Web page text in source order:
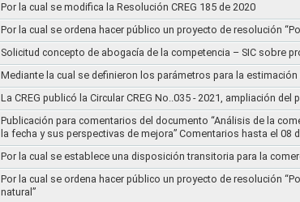
Por la cual se modifica la Resolución CREG 185 de 2020
Por la cual se ordena hacer público un proyecto de resolución
Solicitud concepto de abogacía de la competencia – SIC sobre
Mediante la cual se definieron los parámetros para la
La CREG publicó la Circular CREG No..035 - 2021, ampliación
Publicación para comentarios del documento “Análisis de la
la fecha y sus perspectivas de mejora” Comentarios hasta el 08
Por la cual se establece una disposición transitoria para la
Por la cual se ordena hacer público un proyecto de resolución
natural”